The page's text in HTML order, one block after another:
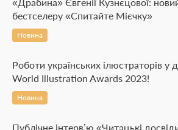
«Драбина» Євгенії Кузнєцової:
бестселеру «Спитайте Мієчку»
Новина
Роботи українських ілюстраторів у
World Illustration Awards 2023!
Новина
Публічне інтерв’ю «Читацькі